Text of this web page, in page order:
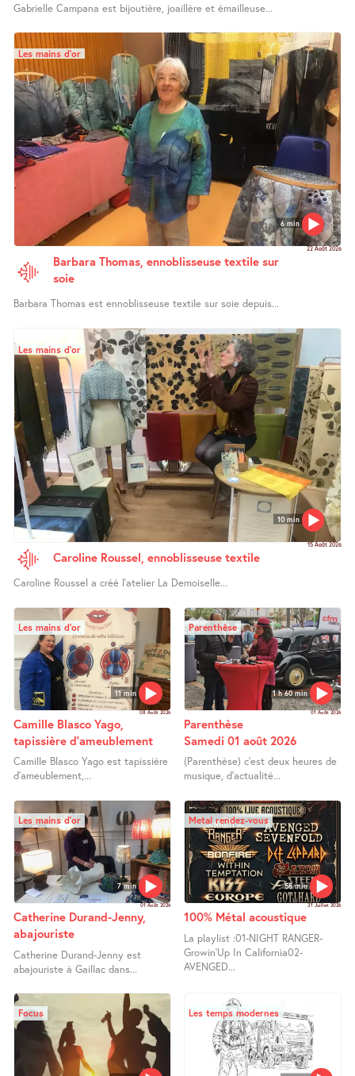
Gabrielle Campana est bijoutière, joaillère et émailleuse...
6 min
Les mains d’or
22 Août 2026
Barbara Thomas, ennoblisseuse textile sur
soie
Barbara Thomas est ennoblisseuse textile sur soie depuis...
10 min
Les mains d’or
15 Août 2026
Caroline Roussel, ennoblisseuse textile
Caroline Roussel a créé l’atelier La Demoiselle...
11 min
Les mains d’or
08 Août 2026
Camille Blasco Yago,
tapissière d’ameublement
Camille Blasco Yago est tapissière
d’ameublement,...
1 h 60 min
Parenthèse
01 Août 2026
Parenthèse
Samedi 01 août 2026
(Parenthèse) c’est deux heures de
musique, d’actualité...
7 min
Les mains d’or
01 Août 2026
Catherine Durand-Jenny,
abajouriste
Catherine Durand-Jenny est
abajouriste à Gaillac dans...
58 min
Metal rendez-vous
31 Juillet 2026
100% Métal acoustique
La playlist :01-NIGHT RANGER-
Growin’Up In California02-
AVENGED...
Focus Les temps modernes